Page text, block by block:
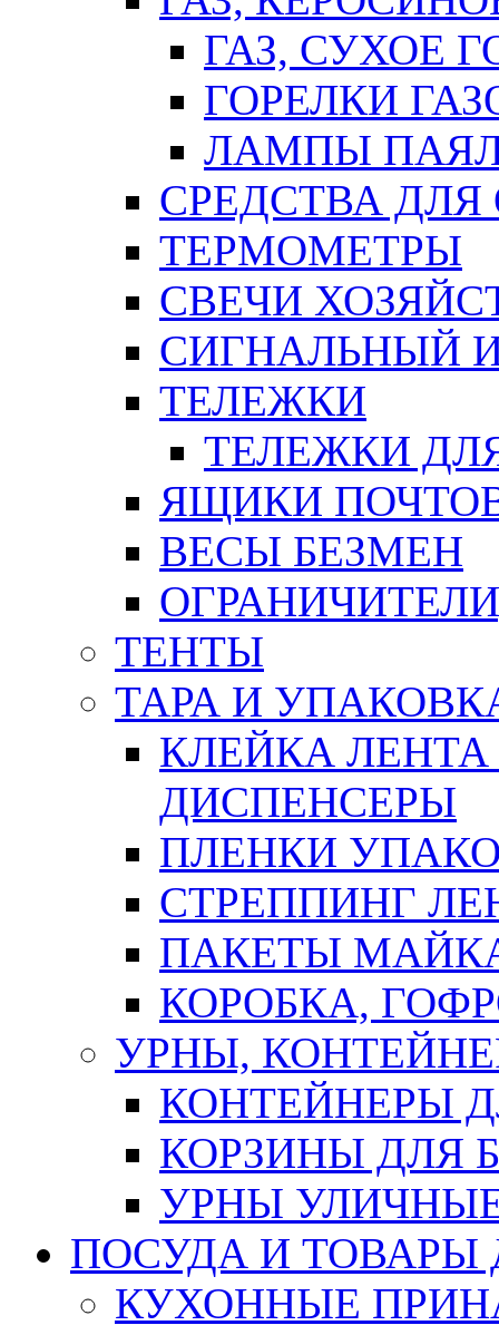
ГАЗ, СУХОЕ
ГОРЕЛКИ
ЛАМПЫ
СРЕДСТВА
ТЕРМОМЕТРЫ
СВЕЧИ
СИГНАЛЬНЫЙ
ТЕЛЕЖКИ
ТЕЛЕЖКИ
ЯЩИКИ
ВЕСЫ БЕЗМЕН
ТЕНТЫ
ТАРА И
КЛЕЙКА
ДИСПЕНСЕРЫ
ПЛЕНКИ
СТРЕППИНГ
ПАКЕТЫ
КОРОБКА,
УРНЫ,
КОНТЕЙНЕРЫ
КОРЗИНЫ ДЛЯ
УРНЫ
ПОСУДА И ТОВАРЫ
КУХОННЫЕ